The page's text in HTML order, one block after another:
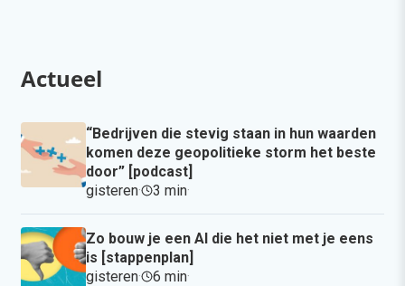
Actueel
“Bedrijven die stevig staan in hun waarden
komen deze geopolitieke storm het beste
door” [podcast]
gisteren· 3 min·
Zo bouw je een AI die het niet met je eens
is [stappenplan]
gisteren· 6 min·